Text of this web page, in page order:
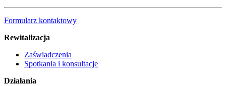
Formularz kontaktowy
Rewitalizacja
Zaświadczenia
Spotkania i konsultacje
Działania